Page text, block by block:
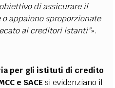
di assicurare il
appaiono sproporzionate
ai creditori istanti”».
per gli istituti di credito
e SACE si evidenziano il